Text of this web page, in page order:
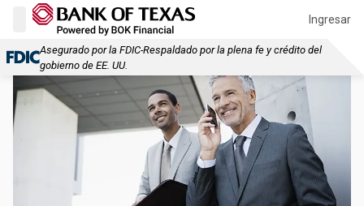
Ingresar
Asegurado por la FDIC-Respaldado por la plena fe y crédito del
gobierno de EE. UU.